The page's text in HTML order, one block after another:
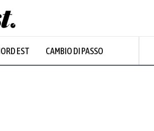
EST CAMBIO DI PASSO
Prevalentemente soleggiato